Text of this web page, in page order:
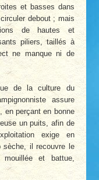
et basses dans
debout ; mais
de hautes et
piliers, taillés à
ne manque ni de
de la culture du
assure
en perçant en bonne
un puits, afin de
exige en
sèche, il recouvre le
et battue,